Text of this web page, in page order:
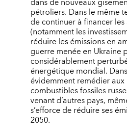
pétroliers. Dans le même
de continuer à financer
(notamment les
réduire les émissions en
guerre menée en Ukraine
considérablement
énergétique mondial.
évidemment remédier
combustibles fossiles
venant d’autres pays,
s’efforce de réduire ses
2050.